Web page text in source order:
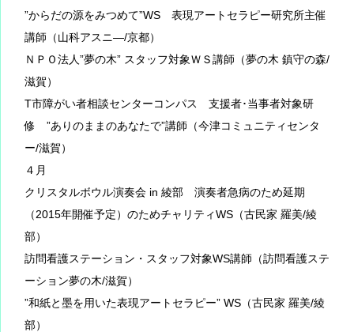
”からだの源をみつめて”WS 表現アートセラピー研究所主催
講師（山科アスニ―/京都）
ＮＰＯ法人”夢の木” スタッフ対象ＷＳ講師（夢の木 鎮守の森/
滋賀）
T市障がい者相談センターコンパス 支援者･当事者対象研
修 ”ありのままのあなたで”講師（今津コミュニティセンタ
ー/滋賀）
４月
クリスタルボウル演奏会 in 綾部 演奏者急病のため延期
（2015年開催予定）のためチャリティWS（古民家 羅美/綾
部）
訪問看護ステーション・スタッフ対象WS講師（訪問看護ステ
ーション夢の木/滋賀）
”和紙と墨を用いた表現アートセラピー” WS（古民家 羅美/綾
部）